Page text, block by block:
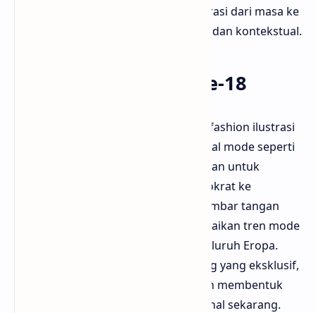
mengulas transformasi fashion ilustrasi dari masa ke
masa dengan sudut pandang kreatif dan kontekstual.
Awal Mula di Abad ke-18
Bloggermuda mencatat bahwa akar fashion ilustrasi
muncul pada abad ke-18 melalui jurnal mode seperti
Cabinet des Modes. Ilustrasi digunakan untuk
menyebarkan gaya berpakaian aristokrat ke
masyarakat luas. Tanpa fotografi, gambar tangan
menjadi satu-satunya cara menyampaikan tren mode
dari pusat fashion seperti Paris ke seluruh Eropa.
Bentuk awal ini menjadi visual katalog yang eksklusif,
mendefinisikan selera mode elite dan membentuk
fondasi industri fashion yang kita kenal sekarang.